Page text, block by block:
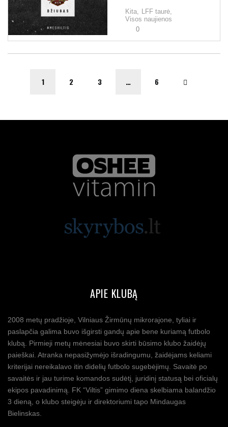
Kita,
LFF taurė,
Visos naujienos
0
1 2 3 … 6
APIE KLUBĄ
2008 metų pradžioje, Vilniaus Žirmūnų mikrorajone, tyliai ir
paslapčia galima buvo išgirsti gandų apie bene kuriamą futbolo
klubą. Pirmieji metų mėnesiai buvo skirti būsimo klubo žaidėjų
paieškai. Atranka nepasižymėjo išradingumu, žaidėjams keliami
kriterijai nereikalavo itin didelių futbolo sugebėjimų. Savaitė po
savaitės ir jau turime komandos sudėtį, juridinį statusą bei oficialų
ekipos pavadinimą. FK “Viltis” gimimo diena skelbiama balandžio
3 dieną, o klubo steigėju ir direktoriumi tapo Mindaugas
Bielinskas.